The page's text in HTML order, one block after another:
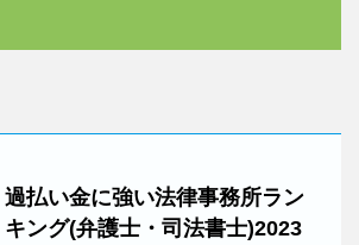
過払い金に強い法律事務所ラン
キング(弁護士・司法書士)2023